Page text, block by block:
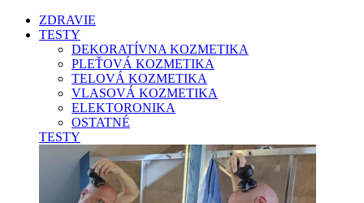
ZDRAVIE
TESTY
DEKORATÍVNA KOZMETIKA
PLEŤOVÁ KOZMETIKA
TELOVÁ KOZMETIKA
VLASOVÁ KOZMETIKA
ELEKTORONIKA
OSTATNÉ
TESTY